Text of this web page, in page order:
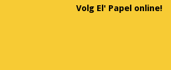
Volg El' Papel online!